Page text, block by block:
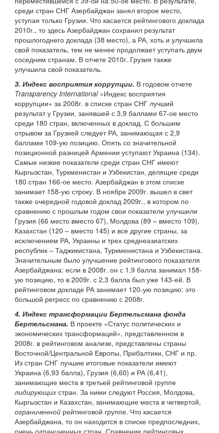
среди стран СНГ Азербайджан занял второе место,
уступая только Грузии. Что касается рейтингового доклада
2010г., то здесь Азербайджан сохранил результат
прошлогоднего доклада (38 место), а РА, хоть и улучшила
свой показатель, тем не менее продолжает уступать двум
соседним странам. В отчете 2010г. Грузия также
улучшила свой показатель.
3. Индекс восприятия коррупции. В годовом отчете
Transparency International«Индекс восприятия
коррупции» за 2008г. в списке стран СНГ лучший
результат у Грузии, занявшей с 3,9 баллами 67-ое место
среди 180 стран, включенных в доклад. С большим
отрывом за Грузией следует РА, занимающая с 2,9
баллами 109-ую позицию. Опять со значительной
позиционной разницей Армении уступают Украина (134).
Самые низкие показатели среди стран СНГ имеют
Кыргызстан, Туркменистан и Узбекистан, делящие среди
180 стран 166-ое место. Азербайджан в этом списке
занимает 158-ую строку. В ноябре 2009г. вышел в свет
также очередной годовой доклад 2009г., в котором по
сравнению с прошлым годом свои показатели улучшили
Грузия (66 место вместо 67), Молдова (89 – вместо 109),
Казахстан (120 – вместо 145) и все другие страны, за
исключением РА, Украины и трех среднеазиатских
республик – Таджикистана, Туркменистана и Узбекистана.
Значительным было улучшение рейтингового показателя
Азербайджана: если в 2008г. он с 1,9 балла занимал 158-
ую позицию, то в 2009г. с 2,3 балла был уже 143-ей. В
рейтинговом докладе РА занимает 120-ую позицию: это
большой регресс по сравнению с 2008г.
4. Индекс трансформации Бертельсмана фонда
Бертельсмана. В проекте «Статус политических и
экономических трансформаций», представленном в
2008г. в рейтинговом анализе, представлены страны
Восточной/Центральной Европы, Прибалтики, СНГ и пр.
Из стран СНГ лучшие итоговые показатели имеют
Украина (6,93 балла), Грузия (6,60) и РА (6,41),
занимающие места в третьей рейтинговой группе
лидирующих стран. За ними следуют Россия, Молдова,
Кыргызстан и Казахстан, занимающие места в четвертой,
ограниченной рейтинговой группе. Что касается
Азербайджана, то он находится в списке предпоследних,